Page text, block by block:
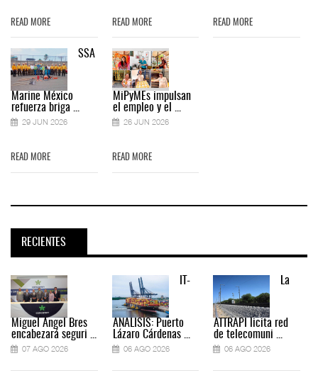
READ MORE
SSA
Marine México
refuerza briga ...
29 JUN 2026
READ MORE
READ MORE
MiPyMEs impulsan
el empleo y el ...
26 JUN 2026
READ MORE
READ MORE
RECIENTES
Miguel Ángel Bres
encabezará seguri ...
07 AGO 2026
IT-
ANÁLISIS: Puerto
Lázaro Cárdenas ...
06 AGO 2026
La
ATTRAPI licita red
de telecomuni ...
06 AGO 2026